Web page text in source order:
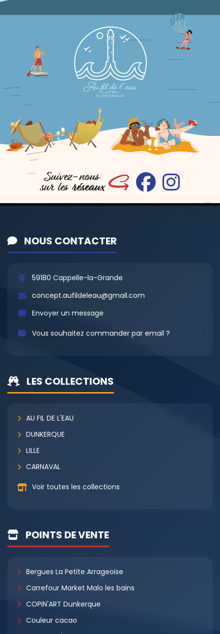
NOUS CONTACTER
59180 Cappelle-la-Grande
concept.aufildeleau@gmail.com
Envoyer un message
Vous souhaitez commander par email ?
LES COLLECTIONS
AU FIL DE L'EAU
DUNKERQUE
LILLE
CARNAVAL
Voir toutes les collections
POINTS DE VENTE
Bergues La Petite Arrageoise
Carrefour Market Malo les bains
COPIN'ART Dunkerque
Couleur cacao